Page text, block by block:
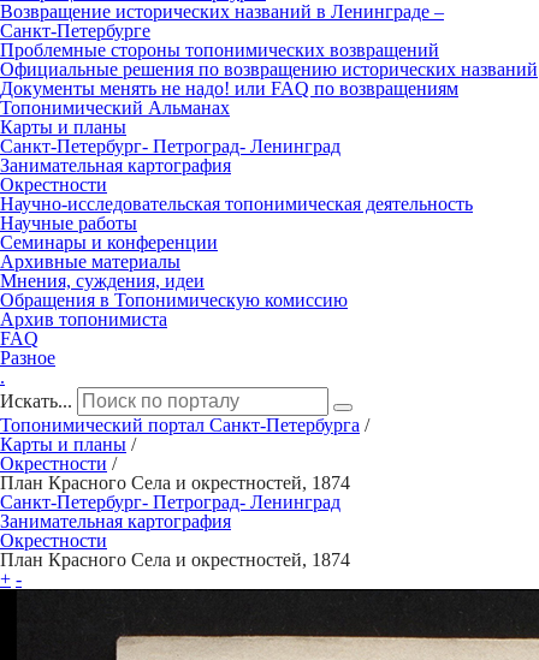
Возвращение исторических названий в Ленинграде –
Санкт‑Петербурге
Проблемные стороны топонимических возвращений
Официальные решения по возвращению исторических названий
Документы менять не надо! или FAQ по возвращениям
Топонимический Альманах
Карты и планы
Санкт‑Петербург‑ Петроград‑ Ленинград
Занимательная картография
Окрестности
Научно‑исследовательская топонимическая деятельность
Научные работы
Семинары и конференции
Архивные материалы
Мнения, суждения, идеи
Обращения в Топонимическую комиссию
Архив топонимиста
FAQ
Разное
.
Искать...
Топонимический портал Санкт-Петербурга /
Карты и планы /
Окрестности /
План Красного Села и окрестностей, 1874
Санкт‑Петербург‑ Петроград‑ Ленинград
Занимательная картография
Окрестности
План Красного Села и окрестностей, 1874
+ -